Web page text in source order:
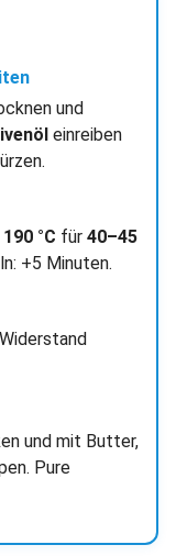
und
einreiben
190 °C für 40–45
+5 Minuten.
und mit Butter,
Pure